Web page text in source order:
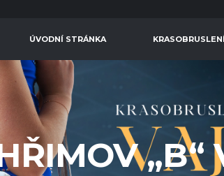
ÚVODNÍ STRÁNKA KRASOBRUSLENÍ
„B“